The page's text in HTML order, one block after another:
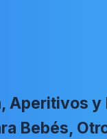
Aperitivos y
Bebés,